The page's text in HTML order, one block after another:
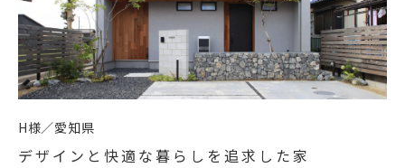
H様 愛知県
デザインと快適な暮らしを追求した家